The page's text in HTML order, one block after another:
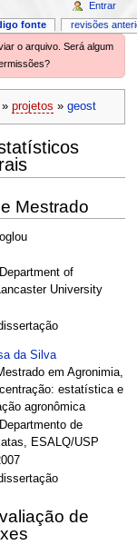
o arquivo. Será algum
projetos » geost
Mestrado
of
University
da Silva
em Agronimia,
estatística e
agronômica
de
ESALQ/USP
de
fonte revisões
Entrar